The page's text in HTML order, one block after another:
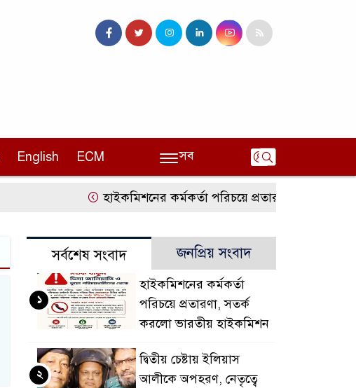
English ECM সব
হাইকমিশনের কর্মকর্তা পরিচয়ে প্রতারণা, সতর্ক করলো
সর্বশেষ সংবাদ জনপ্রিয় সংবাদ
হাইকমিশনের কর্মকর্তা
পরিচয়ে প্রতারণা, সতর্ক
করলো ভারতীয় হাইকমিশন
১
দ্বিতীয় চেষ্টায় ইলিয়াস
আলীকে অপহরণ, নেতৃত্বে
২